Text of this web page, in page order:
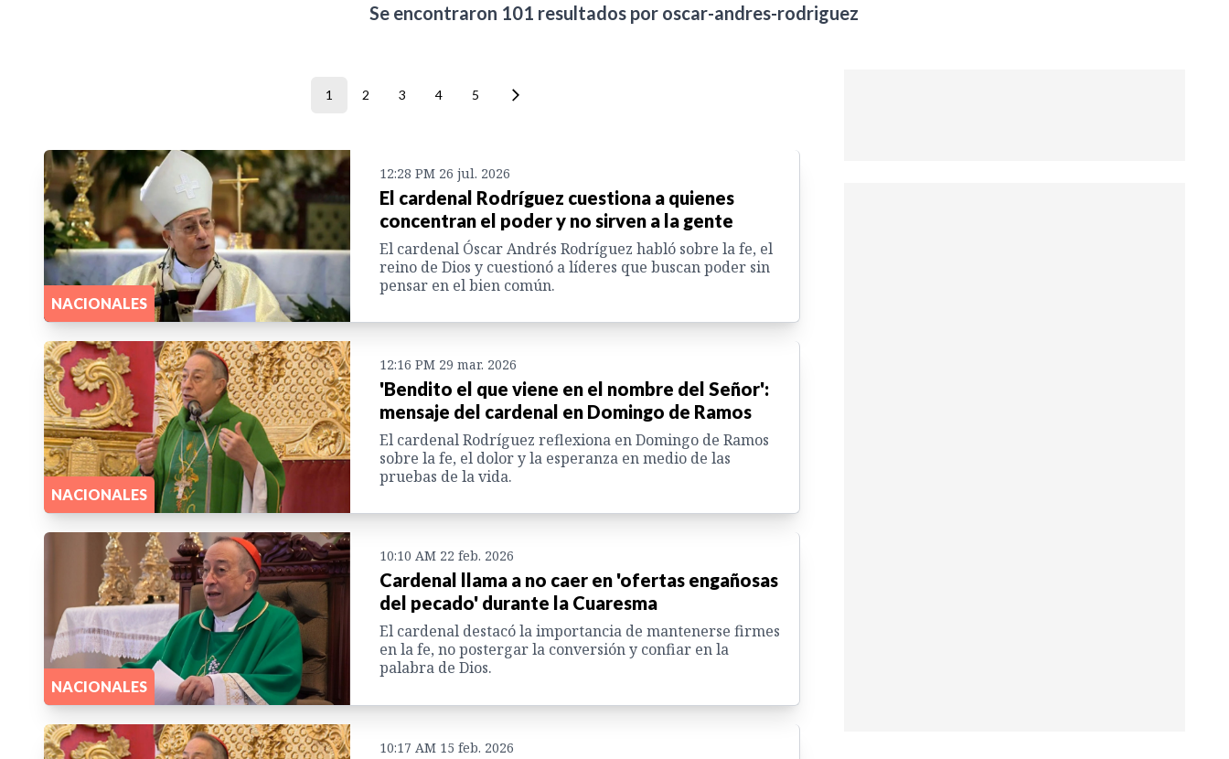
Se encontraron 101 resultados por oscar-andres-rodriguez
1 2 3 4 5
NACIONALES
12:28 PM 26 jul. 2026
El cardenal Rodríguez cuestiona a quienes
concentran el poder y no sirven a la gente
El cardenal Óscar Andrés Rodríguez habló sobre la fe, el
reino de Dios y cuestionó a líderes que buscan poder sin
pensar en el bien común.
NACIONALES
12:16 PM 29 mar. 2026
'Bendito el que viene en el nombre del Señor':
mensaje del cardenal en Domingo de Ramos
El cardenal Rodríguez reflexiona en Domingo de Ramos
sobre la fe, el dolor y la esperanza en medio de las
pruebas de la vida.
NACIONALES
10:10 AM 22 feb. 2026
Cardenal llama a no caer en 'ofertas engañosas
del pecado' durante la Cuaresma
El cardenal destacó la importancia de mantenerse firmes
en la fe, no postergar la conversión y confiar en la
palabra de Dios.
10:17 AM 15 feb. 2026